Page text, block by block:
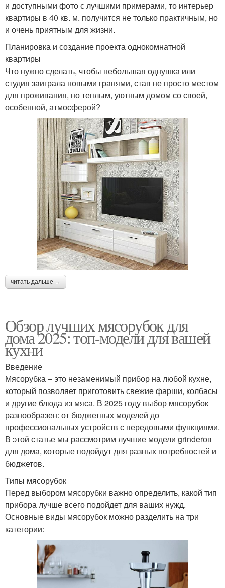
и доступными фото с лучшими примерами, то интерьер
квартиры в 40 кв. м. получится не только практичным, но
и очень приятным для жизни.
Планировка и создание проекта однокомнатной
квартиры
Что нужно сделать, чтобы небольшая однушка или
студия заиграла новыми гранями, став не просто местом
для проживания, но теплым, уютным домом со своей,
особенной, атмосферой?
читать дальше →
Обзор лучших мясорубок для
дома 2025: топ-модели для вашей
кухни
Введение
Мясорубка – это незаменимый прибор на любой кухне,
который позволяет приготовить свежие фарши, колбасы
и другие блюда из мяса. В 2025 году выбор мясорубок
разнообразен: от бюджетных моделей до
профессиональных устройств с передовыми функциями.
В этой статье мы рассмотрим лучшие модели grinderов
для дома, которые подойдут для разных потребностей и
бюджетов.
Типы мясорубок
Перед выбором мясорубки важно определить, какой тип
прибора лучше всего подойдет для ваших нужд.
Основные виды мясорубок можно разделить на три
категории: